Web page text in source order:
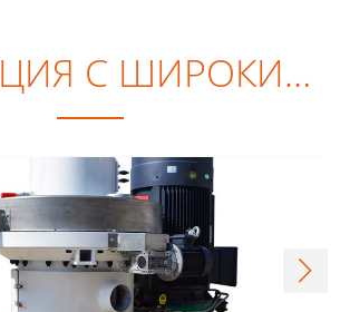
ПРОДУКЦИЯ С ШИРОКИМ СБЫТОМ